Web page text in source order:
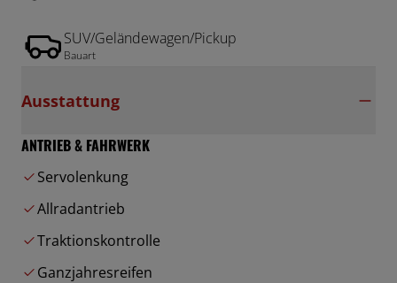
SUV/Geländewagen/Pickup
Bauart
Ausstattung
ANTRIEB & FAHRWERK
Servolenkung
Allradantrieb
Traktionskontrolle
Ganzjahresreifen